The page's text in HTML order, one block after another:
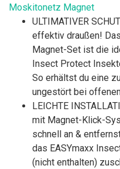
Moskitonetz Magnet
ULTIMATIVER
effektiv draußen!
Magnet-Set ist die
Insect Protect
So erhältst du eine
ungestört bei
LEICHTE
mit Magnet-Klick-
schnell an &
das EASYmaxx
(nicht enthalten)